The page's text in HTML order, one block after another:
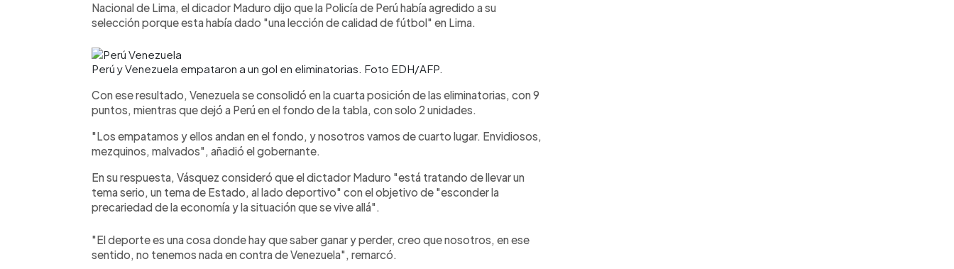
Nacional de Lima, el dicador Maduro dijo que la Policía de Perú había agredido a su
selección porque esta había dado "una lección de calidad de fútbol" en Lima.
Perú y Venezuela empataron a un gol en eliminatorias. Foto EDH/AFP.
Con ese resultado, Venezuela se consolidó en la cuarta posición de las eliminatorias, con 9
puntos, mientras que dejó a Perú en el fondo de la tabla, con solo 2 unidades.
"Los empatamos y ellos andan en el fondo, y nosotros vamos de cuarto lugar. Envidiosos,
mezquinos, malvados", añadió el gobernante.
En su respuesta, Vásquez consideró que el dictador Maduro "está tratando de llevar un
tema serio, un tema de Estado, al lado deportivo" con el objetivo de "esconder la
precariedad de la economía y la situación que se vive allá".
"El deporte es una cosa donde hay que saber ganar y perder, creo que nosotros, en ese
sentido, no tenemos nada en contra de Venezuela", remarcó.